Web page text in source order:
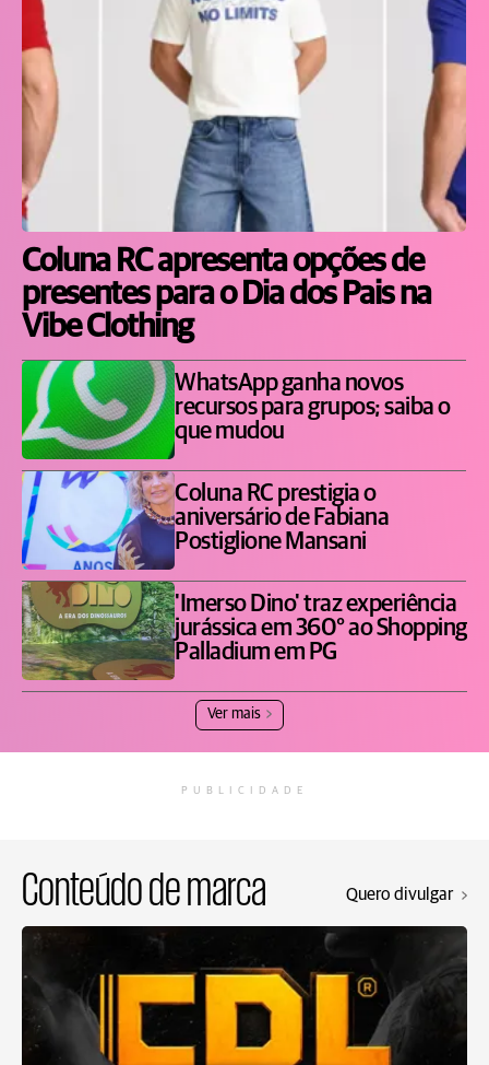
Coluna RC apresenta opções de
presentes para o Dia dos Pais na
Vibe Clothing
WhatsApp ganha novos
recursos para grupos; saiba o
que mudou
Coluna RC prestigia o
aniversário de Fabiana
Postiglione Mansani
'Imerso Dino' traz experiência
jurássica em 360° ao Shopping
Palladium em PG
Ver mais
PUBLICIDADE
Conteúdo de marca Quero divulgar